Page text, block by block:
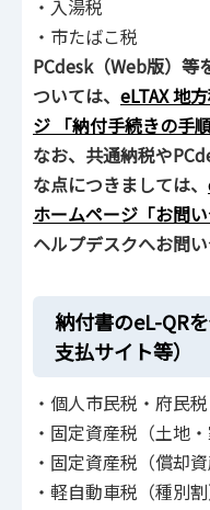
・入湯税
・市たばこ税
PCdesk（Web版）等
ついては、 eLTAX 地
ジ 「納付手続きの手順
なお、共通納税や
な点につきましては、
ホームページ「お問い
ヘルプデスクへお問
納付書のeL-QR
支払サイト等）
・個人市民税・府民
・固定資産税（土地・
・固定資産税（償却資
・軽自動車税（種別割